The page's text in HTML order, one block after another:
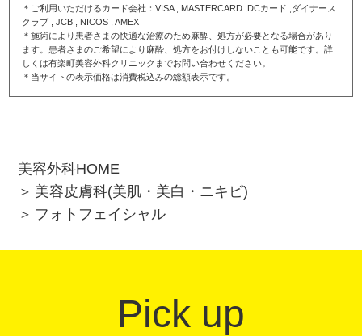
＊ご利用いただけるカード会社：VISA , MASTERCARD ,DCカード ,ダイナース
クラブ , JCB , NICOS , AMEX
＊施術により患者さまの快適な治療のため麻酔、処方が必要となる場合があり
ます。患者さまのご希望により麻酔、処方をお付けしないことも可能です。詳
しくは有楽町美容外科クリニックまでお問い合わせください。
＊当サイトの表示価格は消費税込みの総額表示です。
美容外科HOME
美容皮膚科(美肌・美白・ニキビ)
フォトフェイシャル
Pick up